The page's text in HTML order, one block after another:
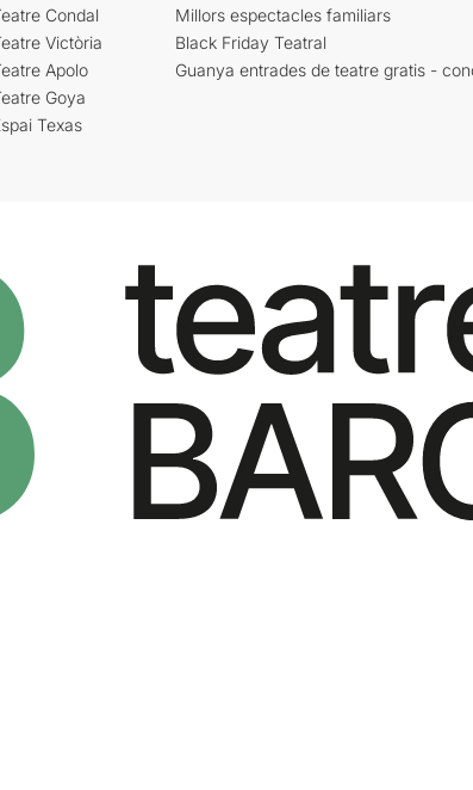
Condal
Victòria
Apolo
Goya
Texas
Millors espectacles familiars
Black Friday Teatral
Guanya entrades de teatre gratis -